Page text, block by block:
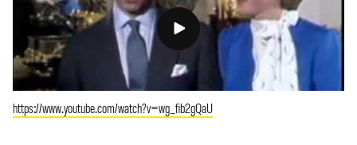
https://www.youtube.com/watch?v=wg_fib2gQaU